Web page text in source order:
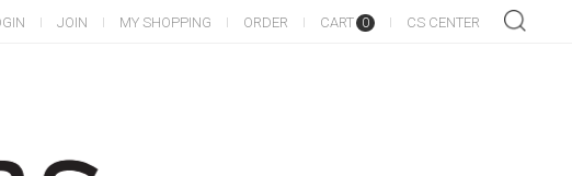
JOIN MY SHOPPING ORDER CART 0 CS CENTER